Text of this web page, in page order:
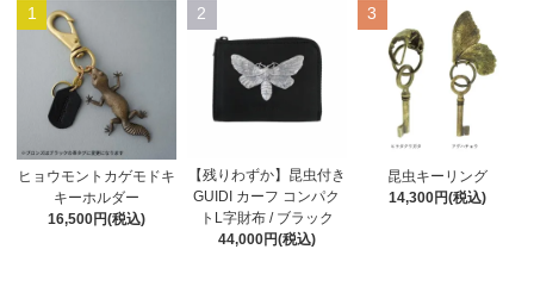
1
ヒョウモントカゲモドキ
キーホルダー
16,500円(税込)
2
【残りわずか】昆虫付き
GUIDI カーフ コンパク
トL字財布 / ブラック
44,000円(税込)
3
昆虫キーリング
14,300円(税込)